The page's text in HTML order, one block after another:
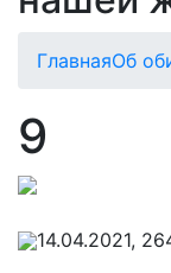
ГлавнаяОб
9
14.04.2021,